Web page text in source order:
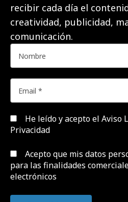
recibir cada día el
creatividad, publicidad,
comunicación.
He leído y acepto el Aviso
Privacidad
Acepto que mis datos
para las finalidades
electrónicos